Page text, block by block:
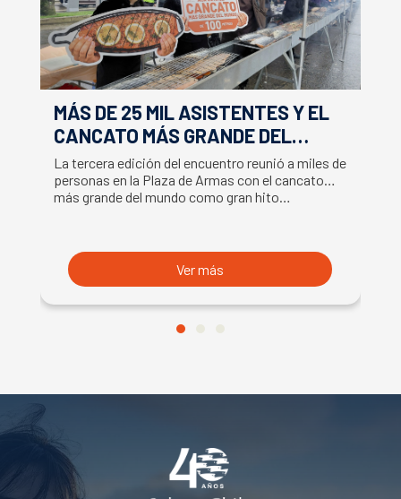
MÁS DE 25 MIL ASISTENTES Y EL
CANCATO MÁS GRANDE DEL
MUNDO MARCAN EXITOSO CIERRE
DE LA SEMANA DEL SALMÓN
La tercera edición del encuentro reunió a miles de
personas en la Plaza de Armas con el cancato
más grande del mundo como gran hito…
Ver más